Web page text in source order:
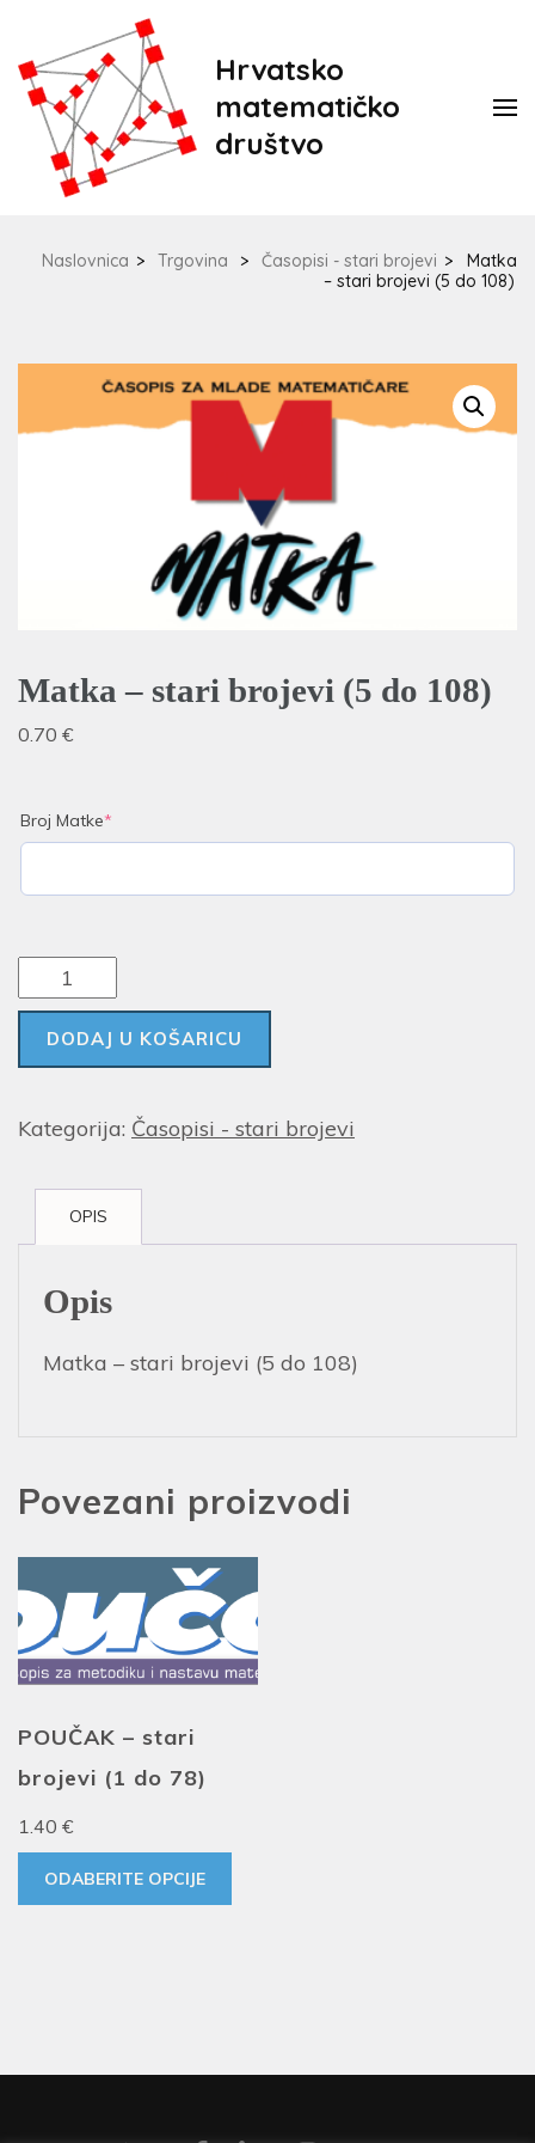
Hrvatsko
matematičko
društvo
Naslovnica > Trgovina > Časopisi - stari brojevi >
Matka
– stari brojevi (5 do 108)
Matka – stari brojevi (5 do 108)
0.70 €
Broj Matke*
DODAJ U KOŠARICU
Kategorija: Časopisi - stari brojevi
OPIS
Opis
Matka – stari brojevi (5 do 108)
Povezani proizvodi
POUČAK – stari
brojevi (1 do 78)
1.40 €
ODABERITE OPCIJE